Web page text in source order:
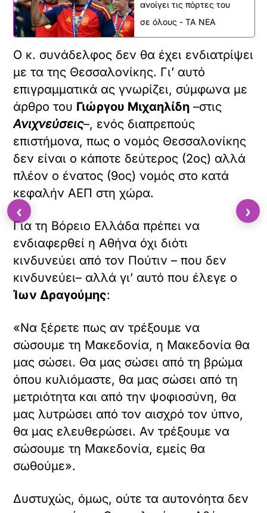
εγκατασταθούν οι υπηρεσίες των
φεστιβάλ αυτών στην πόλη. Και ας
δραστηριότητές τους.
Αφού είναι τόσο καλή η κ.Ελίζ Ζαλαντό
που μπορεί να είναι, τη θέλουμε εδώ. Με
φυσική παρουσία. Ως προστιθέμενη αξία
στην πόλη. Και να μας διαφωτίσει. Το
όνομά της παραπέμπει σε γαλλικό αλλά
προσωπικά είμαι φεντεραλιστής και
χαίρομαι ιδιαιτέρως.
Η κ. Ζαλαντό απασχόλησε την
επικαιρότητα τις τελευταίες ημέρες με
την αφίσα που επέλεξε για το Φεστιβάλ
Ντοκιμαντέρ. Η αφίσα προκάλεσε έντονη
αντιπαράθεση. Μέχρι και ο μετριοπαθής
Η διευθύντρια τού απάντησε και η
απάντησή της περιστράφηκε γύρω από
την ελευθερία της έκφρασης και τη μη
παραβίαση των νόμων του κράτους.
Στον λίγο χώρο που μένει για το άρθρο
αυτό επιτρέψτε μου να σας παραθέσω
έναν προβληματισμό του μεγάλου
Έλληνα φιλολόγου Ιωάννη Συκουτρή
το αθηναϊκό κατεστημένο να
‹ ›